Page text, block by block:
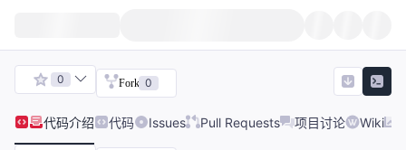
0 Fork 0
代码介绍 代码 Issues Pull Requests 项目讨论 Wiki